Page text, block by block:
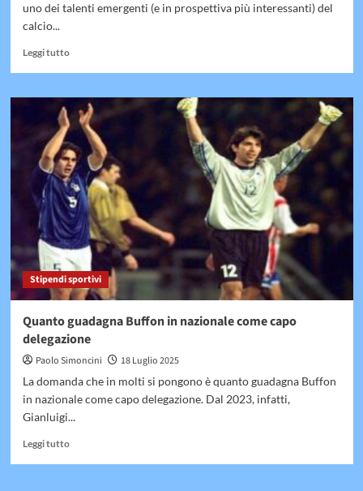
uno dei talenti emergenti (e in prospettiva più interessanti) del
calcio...
Leggi tuttoLeggi
su
Quanto
guadagna
Nico
Williams
Stipendi sportivi
Quanto guadagna Buffon in nazionale come capo
delegazione
Paolo Simoncini
18 Luglio 2025
La domanda che in molti si pongono è quanto guadagna Buffon
in nazionale come capo delegazione. Dal 2023, infatti,
Gianluigi...
Leggi tuttoLeggi